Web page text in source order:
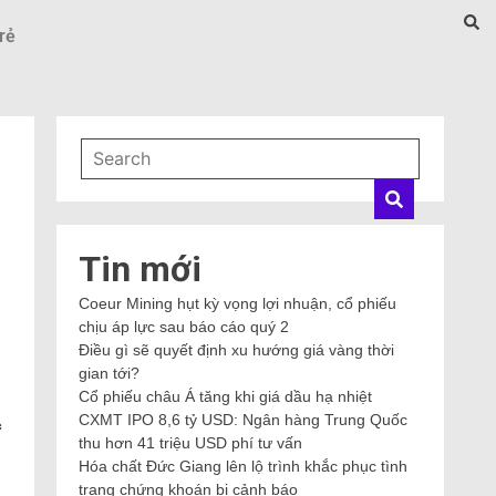
Tin mới
Coeur Mining hụt kỳ vọng lợi nhuận, cổ phiếu
chịu áp lực sau báo cáo quý 2
Điều gì sẽ quyết định xu hướng giá vàng thời
gian tới?
Cổ phiếu châu Á tăng khi giá dầu hạ nhiệt
CXMT IPO 8,6 tỷ USD: Ngân hàng Trung Quốc
thu hơn 41 triệu USD phí tư vấn
Hóa chất Đức Giang lên lộ trình khắc phục tình
trạng chứng khoán bị cảnh báo